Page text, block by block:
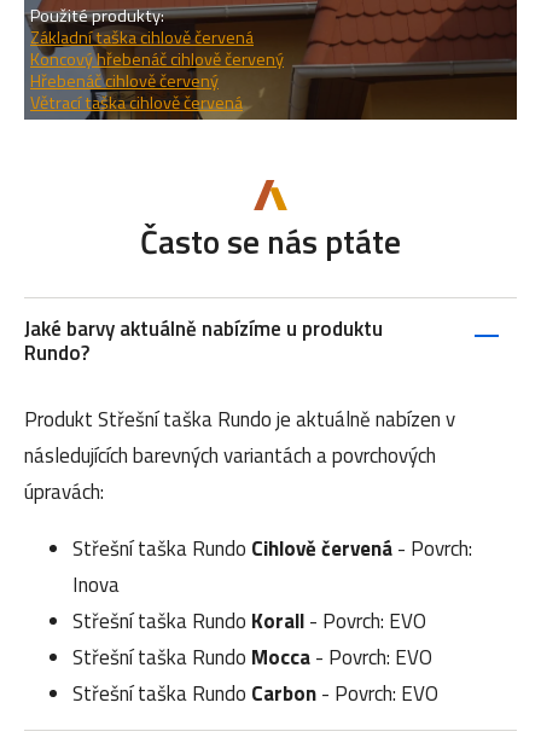
Použité produkty:
Základní taška cihlově červená
Koncový hřebenáč cihlově červený
Hřebenáč cihlově červený
Větrací taška cihlově červená
Často se nás ptáte
Jaké barvy aktuálně nabízíme u produktu
Rundo?
Produkt Střešní taška Rundo je aktuálně nabízen v
následujících barevných variantách a povrchových
úpravách:
Střešní taška Rundo Cihlově červená- Povrch:
Inova
Střešní taška Rundo Korall- Povrch: EVO
Střešní taška Rundo Mocca- Povrch: EVO
Střešní taška Rundo Carbon- Povrch: EVO